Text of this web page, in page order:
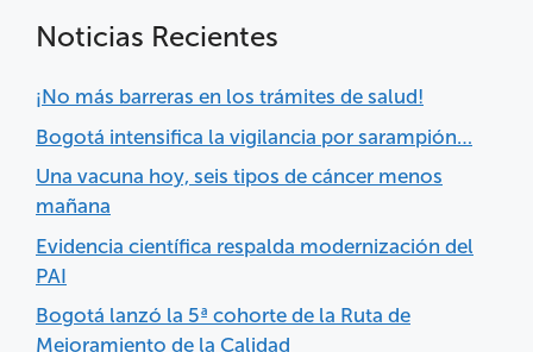
Noticias Recientes
¡No más barreras en los trámites de salud!
Bogotá intensifica la vigilancia por sarampión…
Una vacuna hoy, seis tipos de cáncer menos
mañana
Evidencia científica respalda modernización del
PAI
Bogotá lanzó la 5ª cohorte de la Ruta de
Mejoramiento de la Calidad